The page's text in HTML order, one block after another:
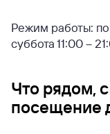
Режим работы:
суббота 11:00 –
Что рядом,
посещение